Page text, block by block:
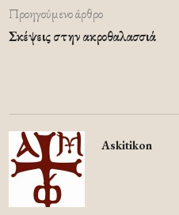
Προηγούμενο άρθρο
Σκέψεις στην ακροθαλασσιά
Askitikon